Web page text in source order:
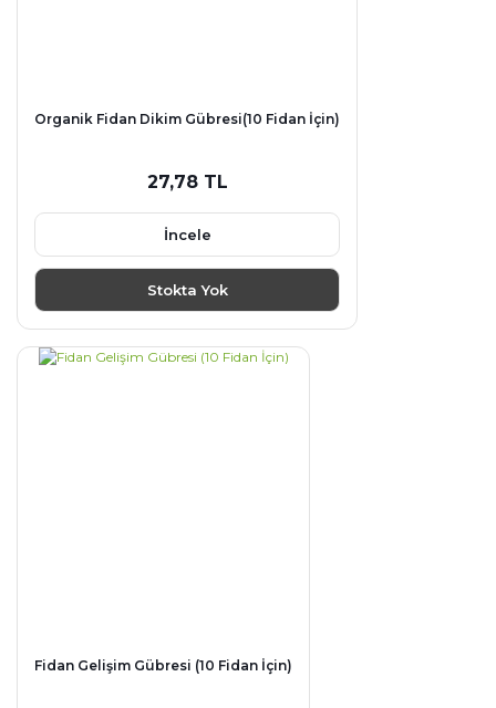
Organik Fidan Dikim Gübresi(10 Fidan İçin)
27,78 TL
İncele
Stokta Yok
Fidan Gelişim Gübresi (10 Fidan İçin)